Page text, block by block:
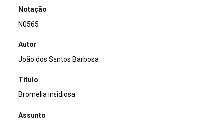
Notação
N0565
Autor
João dos Santos Barbosa
Título
Bromelia insidiosa
Assunto